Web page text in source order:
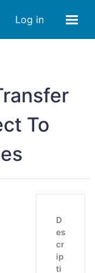
Log in
To
D
es
cr
ip
ti